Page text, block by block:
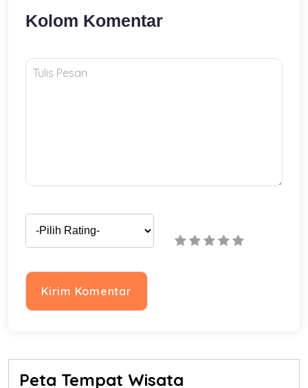
Kolom Komentar
Peta Tempat Wisata